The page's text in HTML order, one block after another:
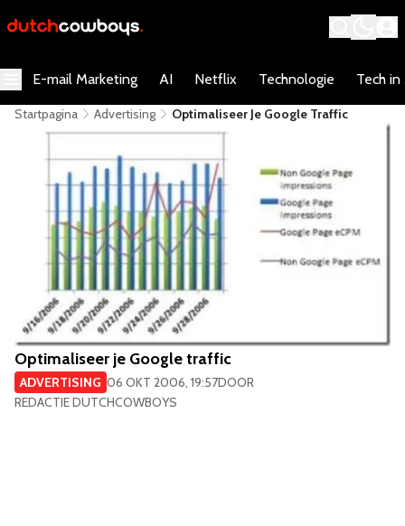
E-mail Marketing AI Netflix Technologie Tech in
Startpagina Advertising Optimaliseer Je Google Traffic
Optimaliseer je Google traffic
ADVERTISING 06 OKT 2006, 19:57DOOR
REDACTIE DUTCHCOWBOYS